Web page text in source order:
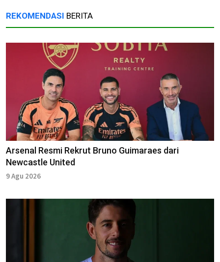
REKOMENDASI BERITA
Arsenal Resmi Rekrut Bruno Guimaraes dari
Newcastle United
9 Agu 2026